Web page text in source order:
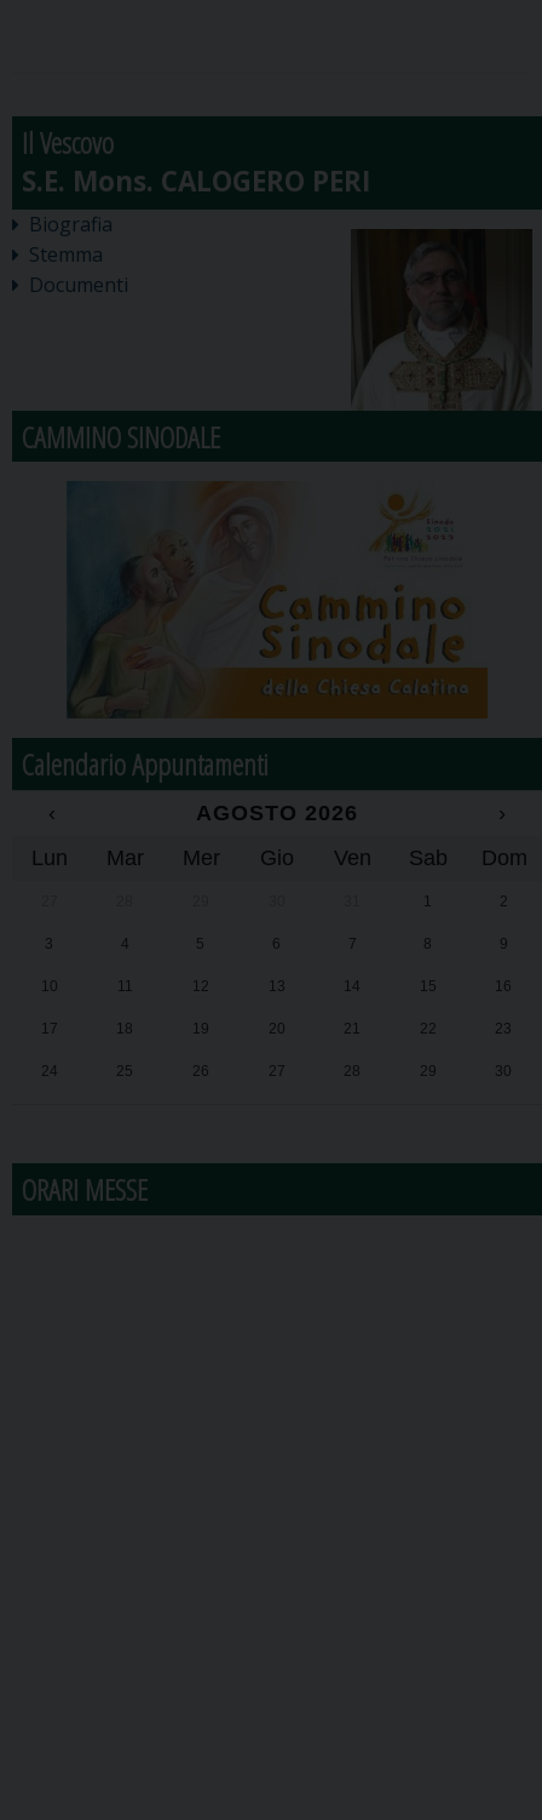
Il Vescovo
Biografia
Stemma
Documenti
CAMMINO SINODALE
Calendario Appuntamenti
‹ AGOSTO 2026
›
Lun
Mar Mer Gio Ven Sab Dom
1 2
3 4 5 6 7 8 9
10 11 12 13 14 15 16
17 18 19 20 21 22 23
24 25 26 27 28 29 30
ORARI MESSE